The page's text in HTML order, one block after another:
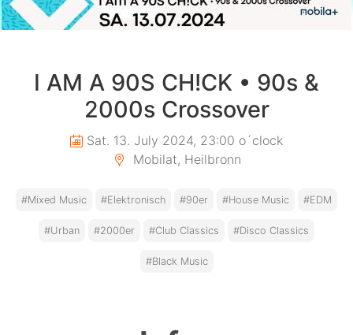
I AM A 90S CH!CK • 90s &
2000s Crossover
Sat. 13. July 2024, 23:00 o´clock
Mobilat, Heilbronn
#Mixed Music #Elektronisch #90er #House Music #EDM
#Urban #2000er #Club Classics #Disco Classics
#Black Music